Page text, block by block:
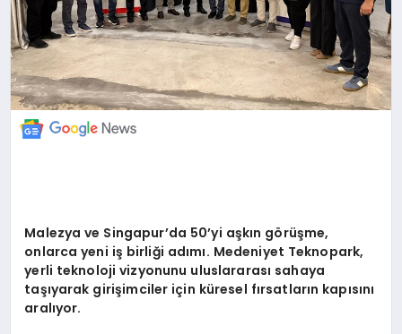
Malezya ve Singapur’da 50’yi aşkın görüşme,
onlarca yeni iş birliği adımı. Medeniyet Teknopark,
yerli teknoloji vizyonunu uluslararası sahaya
taşıyarak girişimciler için küresel fırsatların kapısını
aralıyor.